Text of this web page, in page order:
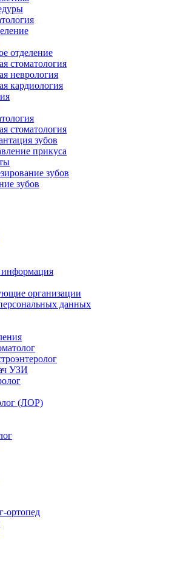
отделение
стоматология
неврология
кардиология
стоматология
зубов
прикуса
зубов
зубов
информация
организации
данных
УЗИ
(ЛОР)
ортопед